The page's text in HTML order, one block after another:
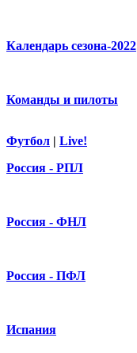
Календарь сезона-2022
Команды и пилоты
Футбол | Live!
Россия - РПЛ
Россия - ФНЛ
Россия - ПФЛ
Испания